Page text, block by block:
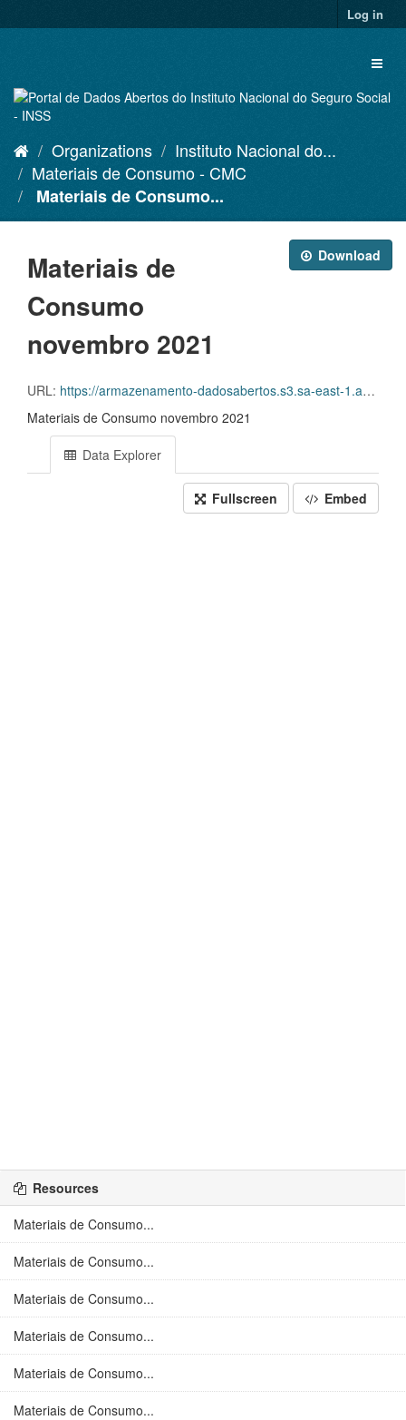
to
Log in
Organizations
Instituto Nacional do...
Materiais de Consumo - CMC
Materiais de Consumo...
Download
Materiais de
Consumo
novembro 2021
URL: https://armazenamento-dadosabertos.s3.sa-east-1.amazonaws.com/Plano+2016_2018_Grupos+de+dados/INSS+-+Materiais+de+Consumo+-+CMC/D.CMC.PDA.001.202111.CSV
Materiais de Consumo novembro 2021
Data Explorer
Fullscreen Embed
Resources
Materiais de Consumo...
Materiais de Consumo...
Materiais de Consumo...
Materiais de Consumo...
Materiais de Consumo...
Materiais de Consumo...